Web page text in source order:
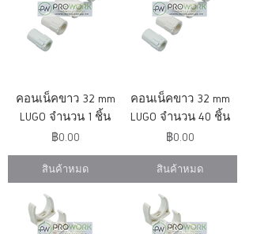
คอนเน็คขาว 32 mm
LUGO จำนวน 1 ชิ้น
ราคา
฿0.00
สินค้าหมด
คอนเน็คขาว 32 mm
LUGO จำนวน 40 ชิ้น
ราคา
฿0.00
สินค้าหมด